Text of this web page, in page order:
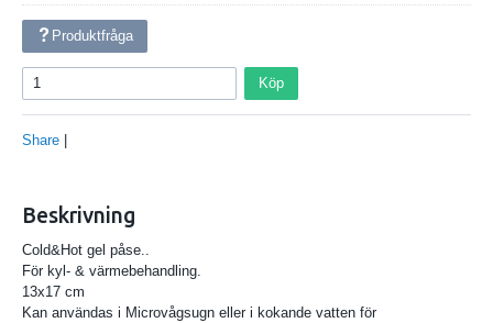
Produktfråga
Köp
Share
Beskrivning
Cold&Hot gel påse..
För kyl- & värmebehandling.
13x17 cm
Kan användas i Microvågsugn eller i kokande vatten för